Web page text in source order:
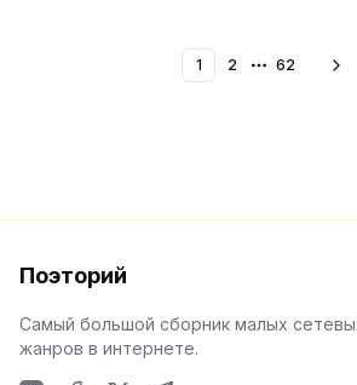
1 2 More pages
62
Поэторий
Самый большой сборник малых
жанров в интернете.